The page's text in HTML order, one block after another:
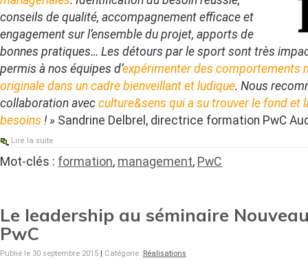
conseils de qualité, accompagnement efficace et
engagement sur l’ensemble du projet, apports de
bonnes pratiques… Les détours par le sport sont très
permis à nos équipes d’expérimenter des comportements
originale dans un cadre bienveillant et ludique. Nous
collaboration avec culture&sens qui a su trouver le fond et
besoins ! » Sandrine Delbrel, directrice formation PwC
Lire la suite
Mot-clés : formation, management, PwC
Le leadership au séminaire
PwC
Publié le 30 septembre 2015 Catégorie : Réalisations